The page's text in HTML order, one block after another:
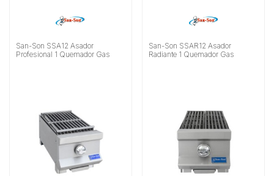
San-Son SSA12 Asador
Profesional 1 Quemador Gas
San-Son SSAR12 Asador
Radiante 1 Quemador Gas